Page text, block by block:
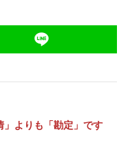
」よりも「勘定」です